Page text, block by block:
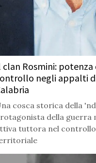
clan Rosmini:
negli appalti
cosca storica della
della guerra
tuttora nel